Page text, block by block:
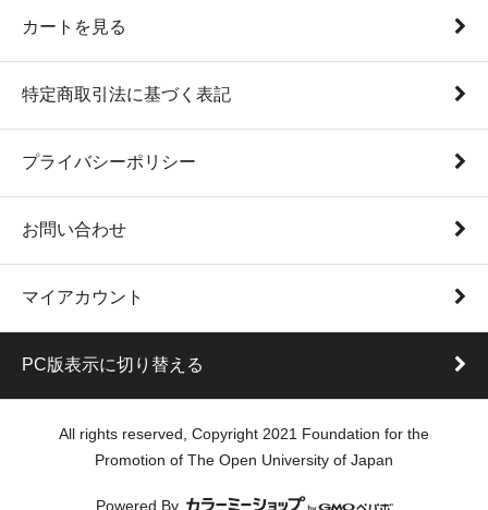
カートを見る
特定商取引法に基づく表記
プライバシーポリシー
お問い合わせ
マイアカウント
PC版表示に切り替える
All rights reserved, Copyright 2021 Foundation for the
Promotion of The Open University of Japan
Powered By